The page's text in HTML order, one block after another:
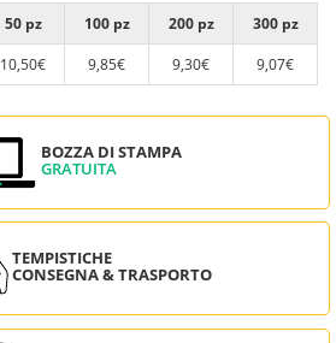
50 pz 100 pz 200 pz
300 pz
10,50€ 9,85€ 9,30€ 9,07€
BOZZA DI STAMPA
GRATUITA
TEMPISTICHE
CONSEGNA & TRASPORTO